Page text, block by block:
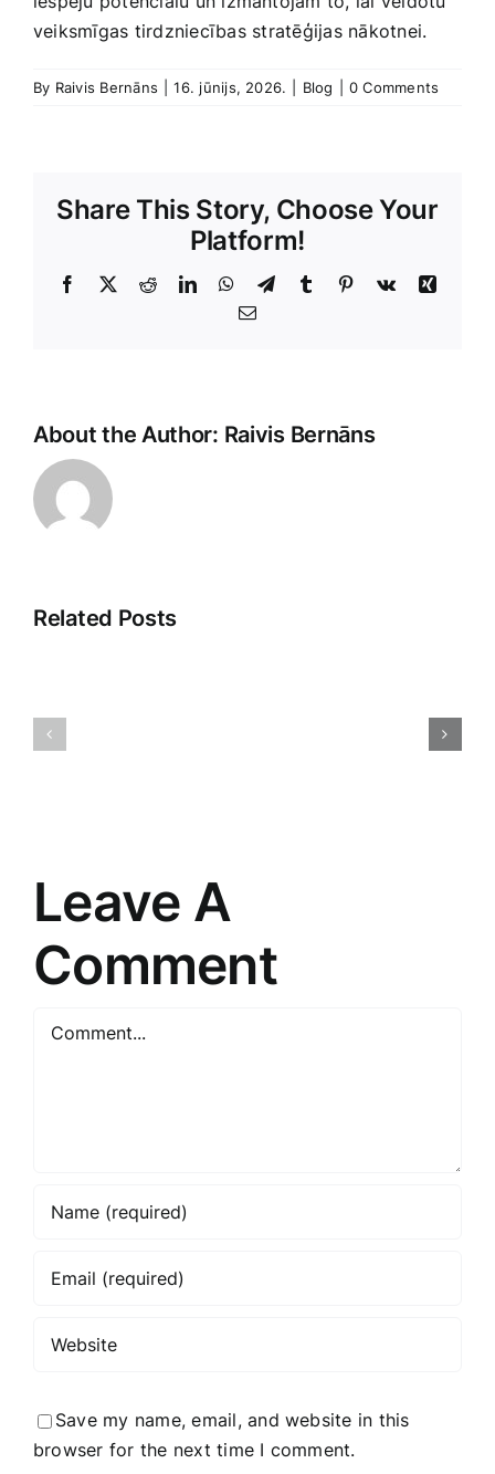
veiksmīgas tirdzniecības⁣ stratēģijas nākotnei.
By Raivis Bernāns 16. jūnijs, 2026. Blog 0 Comments
Share This Story, Choose Your
Platform!
Facebook
X RedditLinkedInWhatsApp
TelegramTumblr Pinterest
Vk
Xing
E-
About the Author: Raivis Bernāns
Related Posts
Atklājot
Leave A
Comment
Comment
Save my name, email, and website in this
browser for the next time I comment.